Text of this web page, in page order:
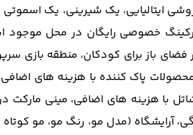
خصوصی رایگان در محل موجود
در فضای باز برای کودکان، منطقه
محصولات پاک کننده با هزینه های
24 ساعته، خدمات شاتل با هزینه های
آرایشگاه (مدل مو، رنگ مو، مو